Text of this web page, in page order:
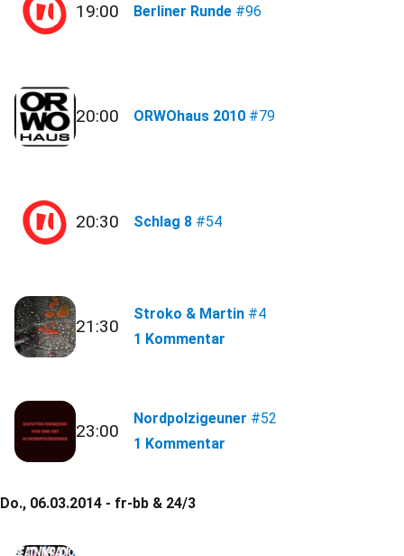
19:00 Berliner Runde #96
20:00 ORWOhaus 2010 #79
20:30 Schlag 8 #54
21:30
Stroko & Martin #4
1 Kommentar
23:00
Nordpolzigeuner #52
1 Kommentar
Do., 06.03.2014 - fr-bb & 24/3